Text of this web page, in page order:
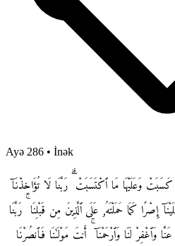
Ayə 286 • İnək
وَعَلَيْهَا مَا ٱكْتَسَبَتْ ۗ رَبَّنَا لَا تُؤَاخِذْنَآ
إِصْرًا كَمَا حَمَلْتَهُۥ عَلَى ٱلَّذِينَ مِن قَبْلِنَا ۚ رَبَّنَا
وَٱغْفِرْ لَنَا وَٱرْحَمْنَآ ۚ أَنتَ مَوْلَىٰنَا فَٱنصُرْنَا